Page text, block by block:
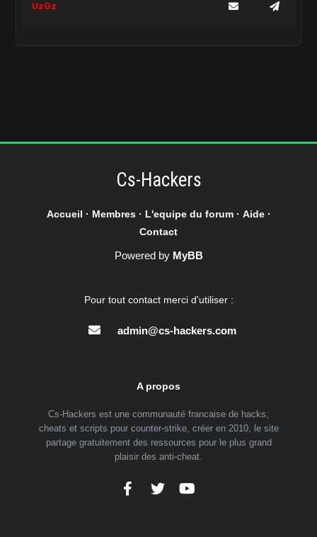
UzGz
Cs-Hackers
Accueil · Membres· L'equipe du forum· Aide·
Contact
Powered by MyBB
Pour tout contact merci d'utiliser :
admin@cs-hackers.com
A propos
Cs-Hackers est une communauté francaise de hacks,
cheats et scripts pour counter-strike, créer en 2010, le site
partage gratuitement des ressources pour le plus grand
plaisir des anti-cheat.